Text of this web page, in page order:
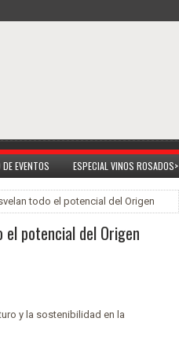
EVENTOS ESPECIAL VINOS ROSADOS>
todo el potencial del Origen
el potencial del Origen
y la sostenibilidad en la